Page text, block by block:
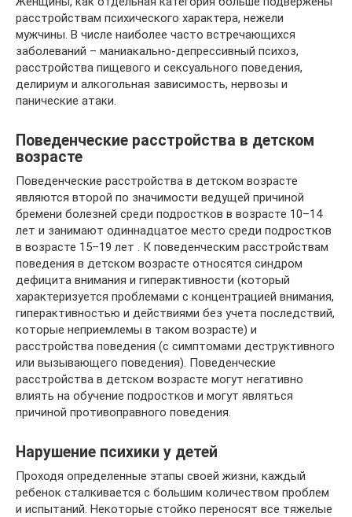
расстройствам психического характера, нежели
мужчины. В числе наиболее часто встречающихся
заболеваний – маниакально-депрессивный психоз,
расстройства пищевого и сексуального поведения,
делириум и алкогольная зависимость, нервозы и
панические атаки.
Поведенческие расстройства в детском
возрасте
Поведенческие расстройства в детском возрасте
являются второй по значимости ведущей причиной
бремени болезней среди подростков в возрасте 10–14
лет и занимают одиннадцатое место среди подростков
в возрасте 15–19 лет . К поведенческим расстройствам
поведения в детском возрасте относятся синдром
дефицита внимания и гиперактивности (который
характеризуется проблемами с концентрацией внимания,
гиперактивностью и действиями без учета последствий,
которые неприемлемы в таком возрасте) и
расстройства поведения (с симптомами деструктивного
или вызывающего поведения). Поведенческие
расстройства в детском возрасте могут негативно
влиять на обучение подростков и могут являться
причиной противоправного поведения.
Нарушение психики у детей
Проходя определенные этапы своей жизни, каждый
ребенок сталкивается с большим количеством проблем
и испытаний. Некоторые стойко переносят все тяжелые